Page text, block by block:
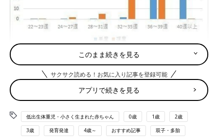
（2018年人口動態統計より）
また多胎児の平均出生体重は、2200g前後で、約70％が2500g未
低出生体重児です。ちなみに単胎児の低出生体重児は8%程
度です。
そのため多胎児のママやパパは、子どもたちの発育を心配する人
れていても、カーブに沿って成長していれば大丈夫と考えましょ
う。ただし発育曲線が横ばいだったり、下降線をたどったりする
このまま続きを見る
サクサク読める！お気に入り記事を登録可能
アプリで続きを見る
低出生体重児・小さく生まれた赤ちゃん 0歳 1歳 2歳
3歳 発育発達 4歳～ おすすめ記事 双子・多胎